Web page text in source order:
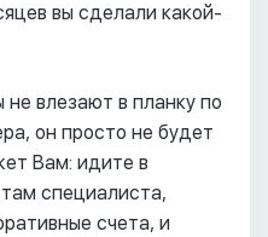
вы сделали какой-
влезают в планку по
он просто не будет
Вам: идите в
специалиста,
счета, и